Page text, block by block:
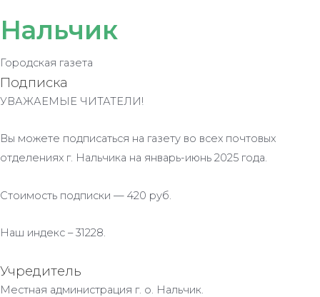
Нальчик
Городская газета
Подписка
УВАЖАЕМЫЕ ЧИТАТЕЛИ!
Вы можете подписаться на газету во всех почтовых
отделениях г. Нальчика на январь-июнь 2025 года.
Стоимость подписки — 420 руб.
Наш индекс – 31228.
Учредитель
Местная администрация г. о. Нальчик.